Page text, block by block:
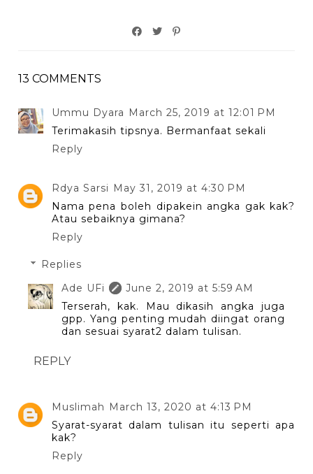
13 COMMENTS
Ummu Dyara March 25, 2019 at 12:01 PM
Terimakasih tipsnya. Bermanfaat sekali
Reply
Rdya Sarsi May 31, 2019 at 4:30 PM
Nama pena boleh dipakein angka gak kak?
Atau sebaiknya gimana?
Reply
Replies
Ade UFi
June 2, 2019 at 5:59 AM
Terserah, kak. Mau dikasih angka juga
gpp. Yang penting mudah diingat orang
dan sesuai syarat2 dalam tulisan.
REPLY
Muslimah
March 13, 2020 at 4:13 PM
Syarat-syarat dalam tulisan itu seperti apa
kak?
Reply